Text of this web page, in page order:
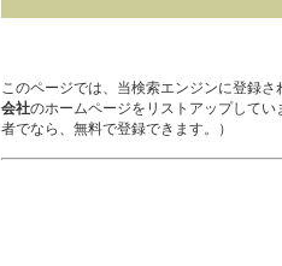
このページでは、当検索エンジンに登録さ
会社のホームページをリストアップして
者でなら、無料で登録できます。）